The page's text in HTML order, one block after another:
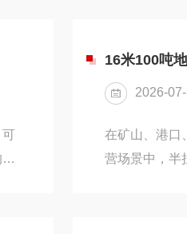
形成完整的工
电路底层预
换，同时内置
可
16米100吨
2026-
在矿山、港口
营场景中，半